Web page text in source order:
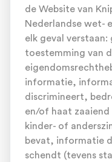
de Website van
Nederlandse wet-
elk geval verstaan:
toestemming van
informatie,
discrimineert,
en/of haat
kinder- of
bevat, informatie
schendt (tevens